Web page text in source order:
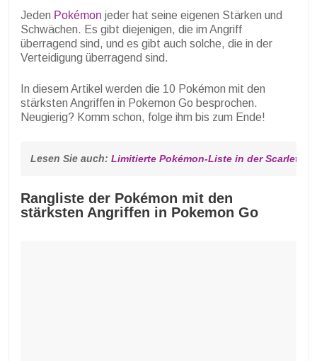
Jeden Pokémon jeder hat seine eigenen Stärken und
Schwächen. Es gibt diejenigen, die im Angriff
überragend sind, und es gibt auch solche, die in der
Verteidigung überragend sind.
In diesem Artikel werden die 10 Pokémon mit den
stärksten Angriffen in Pokemon Go besprochen.
Neugierig? Komm schon, folge ihm bis zum Ende!
Lesen Sie auch: Limitierte Pokémon-Liste in der Scarlet-
Rangliste der Pokémon mit den
stärksten Angriffen in Pokemon Go